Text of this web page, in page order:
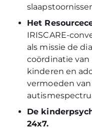
Het
IRISCARE-
als missie de
coördinatie
kinderen en
vermoeden van
De
24x7.